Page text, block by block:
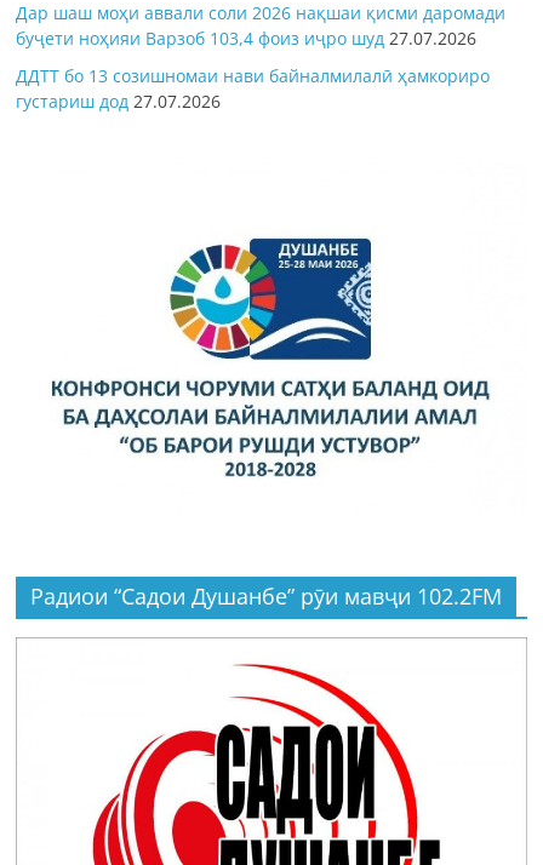
Дар шаш моҳи аввали соли 2026 нақшаи қисми даромади
буҷети ноҳияи Варзоб 103,4 фоиз иҷро шуд 27.07.2026
ДДТТ бо 13 созишномаи нави байналмилалӣ ҳамкориро
густариш дод 27.07.2026
Радиои “Садои Душанбе” рӯи мавҷи 102.2FM